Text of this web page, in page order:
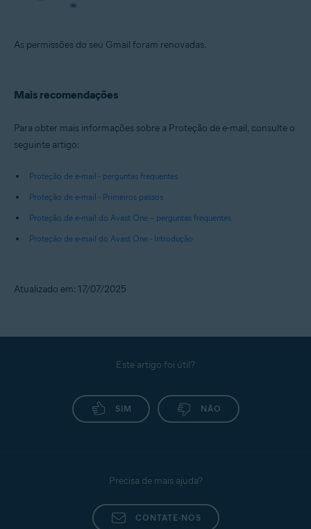
As permissões do seu Gmail foram renovadas.
Mais recomendações
Para obter mais informações sobre a Proteção de e-mail, consulte o
seguinte artigo:
Proteção de e-mail - perguntas frequentes
Proteção de e-mail - Primeiros passos
Proteção de e-mail do Avast One – perguntas frequentes
Proteção de e-mail do Avast One - Introdução
Atualizado em: 17/07/2025
Este artigo foi útil?
SIM NÃO
Precisa de mais ajuda?
CONTATE-NOS